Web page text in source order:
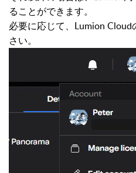
ることができます。
必要に応じて、Lumion
さい。